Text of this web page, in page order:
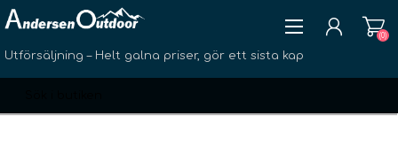
Utförsäljning – Helt galna priser, gör ett sista kap
(0)